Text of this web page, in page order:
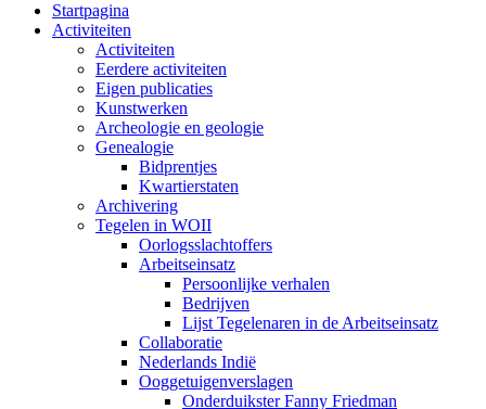
Startpagina
Activiteiten
Activiteiten
Eerdere activiteiten
Eigen publicaties
Kunstwerken
Archeologie en geologie
Genealogie
Bidprentjes
Kwartierstaten
Archivering
Tegelen in WOII
Oorlogsslachtoffers
Arbeitseinsatz
Persoonlijke verhalen
Bedrijven
Lijst Tegelenaren in de Arbeitseinsatz
Collaboratie
Nederlands Indië
Ooggetuigenverslagen
Onderduikster Fanny Friedman